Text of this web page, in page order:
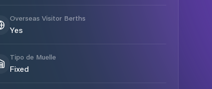
Overseas Visitor Berths
Yes
Tipo de Muelle
Fixed